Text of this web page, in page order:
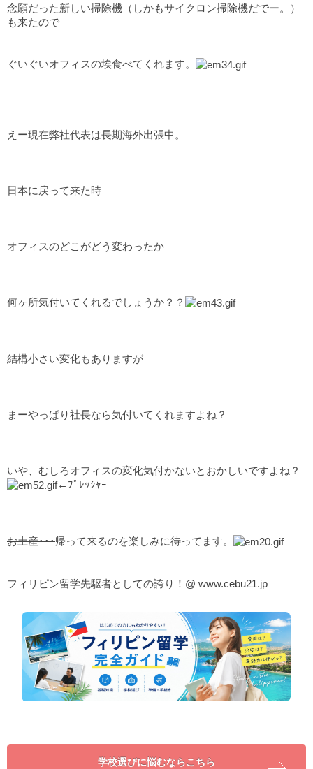
念願だった新しい掃除機（しかもサイクロン掃除機だでー。）
も来たので
ぐいぐいオフィスの埃食べてくれます。
えー現在弊社代表は長期海外出張中。
日本に戻って来た時
オフィスのどこがどう変わったか
何ヶ所気付いてくれるでしょうか？？
結構小さい変化もありますが
まーやっぱり社長なら気付いてくれますよね？
いや、むしろオフィスの変化気付かないとおかしいですよね？
←ﾌﾟﾚｯｼｬｰ
お土産･･･帰って来るのを楽しみに待ってます。
フィリピン留学先駆者としての誇り！@ www.cebu21.jp
学校選びに悩むならこちら